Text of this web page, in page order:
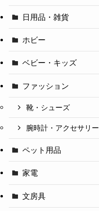
日用品・雑貨
ホビー
ベビー・キッズ
ファッション
靴・シューズ
腕時計・アクセサリー
ペット用品
家電
文房具